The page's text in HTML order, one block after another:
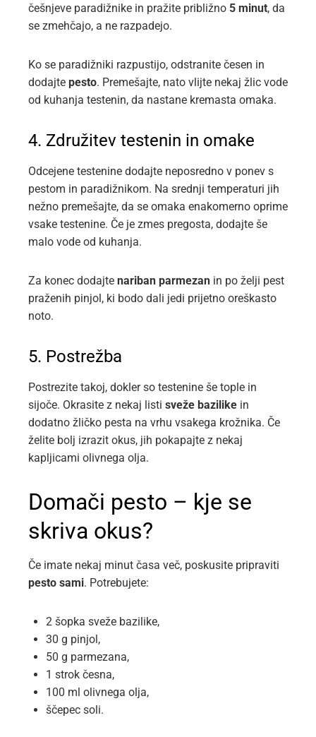
češnjeve paradižnike in pražite približno 5 minut, da
se zmehčajo, a ne razpadejo.
Ko se paradižniki razpustijo, odstranite česen in
dodajte pesto. Premešajte, nato vlijte nekaj žlic vode
od kuhanja testenin, da nastane kremasta omaka.
4. Združitev testenin in omake
Odcejene testenine dodajte neposredno v ponev s
pestom in paradižnikom. Na srednji temperaturi jih
nežno premešajte, da se omaka enakomerno oprime
vsake testenine. Če je zmes pregosta, dodajte še
malo vode od kuhanja.
Za konec dodajte nariban parmezan in po želji pest
praženih pinjol, ki bodo dali jedi prijetno oreškasto
noto.
5. Postrežba
Postrezite takoj, dokler so testenine še tople in
sijoče. Okrasite z nekaj listi sveže bazilike in
dodatno žličko pesta na vrhu vsakega krožnika. Če
želite bolj izrazit okus, jih pokapajte z nekaj
kapljicami olivnega olja.
Domači pesto – kje se
skriva okus?
Če imate nekaj minut časa več, poskusite pripraviti
pesto sami. Potrebujete:
2 šopka sveže bazilike,
30 g pinjol,
50 g parmezana,
1 strok česna,
100 ml olivnega olja,
ščepec soli.